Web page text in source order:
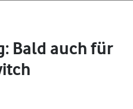
Bald auch für